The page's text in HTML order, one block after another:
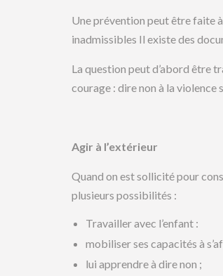
Une prévention peut être faite
inadmissibles Il existe des
La question peut d’abord être
courage : dire non à la violence
Agir à l’extérieur
Quand on est sollicité pour
plusieurs possibilités :
Travailler avec l’enfant :
mobiliser ses capacités à
lui apprendre à dire non ;